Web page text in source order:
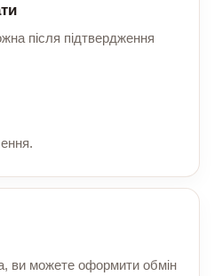
після підтвердження
ви можете оформити обмін